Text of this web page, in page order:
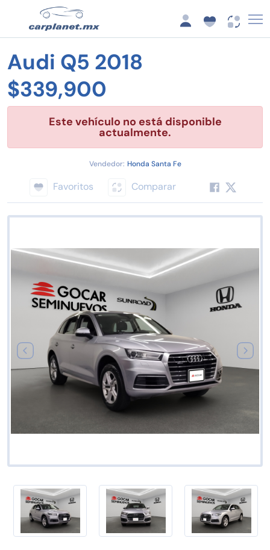
Audi Q5 2018
$339,900
Este vehículo no está disponible
actualmente.
Vendedor: Honda Santa Fe
Favoritos Comparar